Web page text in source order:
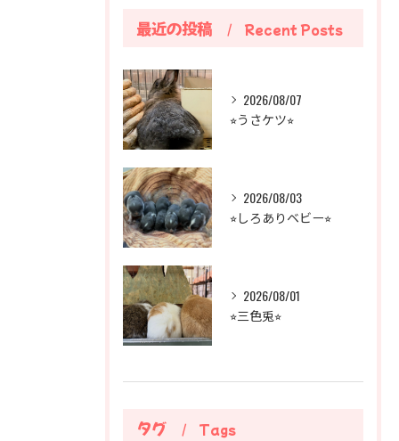
最近の投稿 Recent Posts
2026/08/07
⭐︎うさケツ⭐︎
2026/08/03
⭐︎しろありベビー⭐︎
2026/08/01
⭐︎三色兎⭐︎
タグ Tags